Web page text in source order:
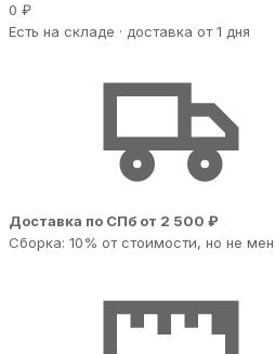
0 ₽
Есть на складе · доставка от 1 дня
Доставка по СПб от 2 500 ₽
Сборка: 10% от стоимости, но не